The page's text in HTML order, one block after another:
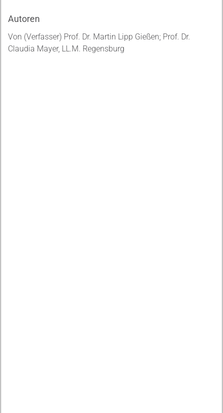
Autoren
Von (Verfasser) Prof. Dr. Martin Lipp Gießen; Prof. Dr.
Claudia Mayer, LL.M. Regensburg